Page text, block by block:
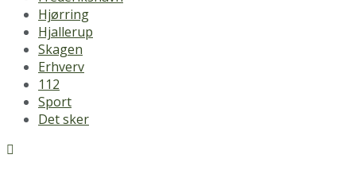
Hjørring
Hjallerup
Skagen
Erhverv
112
Sport
Det sker